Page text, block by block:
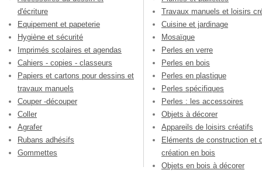
d'écriture
Equipement et papeterie
Hygiène et sécurité
Imprimés scolaires et agendas
Cahiers - copies - classeurs
Papiers et cartons pour dessins et
travaux manuels
Couper -découper
Coller
Agrafer
Rubans adhésifs
Gommettes
Travaux manuels et loisirs
Cuisine et jardinage
Mosaïque
Perles en verre
Perles en bois
Perles en plastique
Perles spécifiques
Perles : les accessoires
Objets à décorer
Appareils de loisirs créatifs
Eléments de construction et
création en bois
Objets en bois à décorer